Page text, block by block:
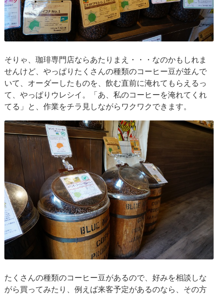
そりゃ、珈琲専門店ならあたりまえ・・・なのかもしれま
せんけど、やっぱりたくさんの種類のコーヒー豆が並んで
いて、オーダーしたものを、飲む直前に淹れてもらえるっ
て、やっぱりウレシイ。「あ、私のコーヒーを淹れてくれ
てる」と、作業をチラ見しながらワクワクできます。
たくさんの種類のコーヒー豆があるので、好みを相談しな
がら買ってみたり、例えば来客予定があるのなら、その方